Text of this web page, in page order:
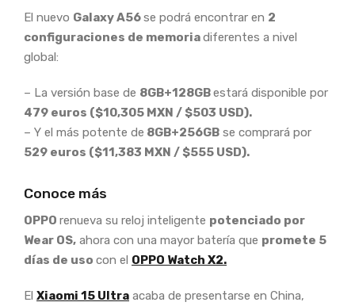
El nuevo Galaxy A56se podrá encontrar en 2
configuraciones de memoriadiferentes a nivel
global:
– La versión base de 8GB+128GBestará disponible por
479 euros ($10,305 MXN / $503 USD).
– Y el más potente de 8GB+256GB se comprará por
529 euros ($11,383 MXN / $555 USD).
Conoce más
OPPO renueva su reloj inteligente potenciado por
Wear OS, ahora con una mayor batería que promete 5
días de uso con el OPPO Watch X2.
El Xiaomi 15 Ultra acaba de presentarse en China,